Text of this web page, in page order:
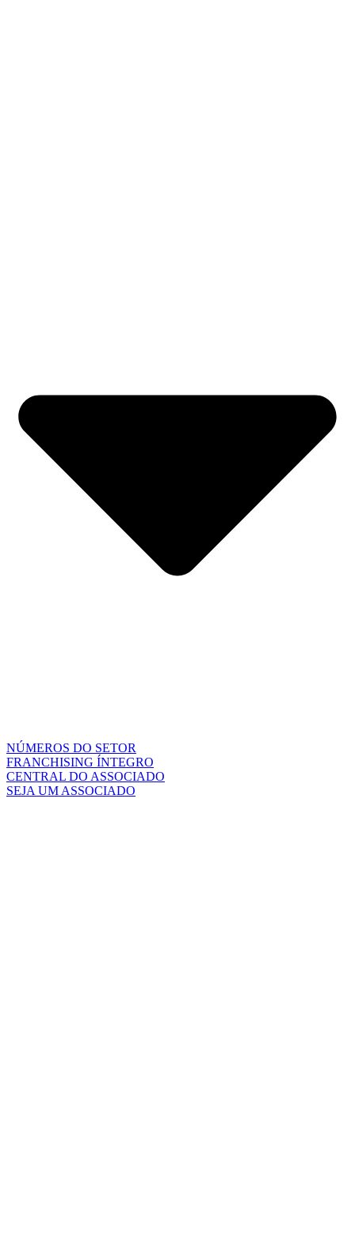
NÚMEROS DO SETOR
FRANCHISING ÍNTEGRO
CENTRAL DO ASSOCIADO
SEJA UM ASSOCIADO